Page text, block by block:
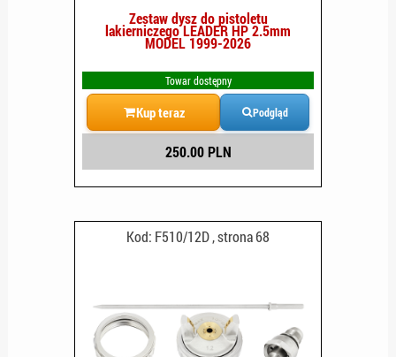
Zestaw dysz do pistoletu
lakierniczego LEADER HP 2.5mm
MODEL 1999-2026
Towar dostępny
Kup teraz Podgląd
250.00 PLN
Kod: F510/12D , strona 68